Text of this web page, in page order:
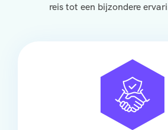
reis tot een bijzondere